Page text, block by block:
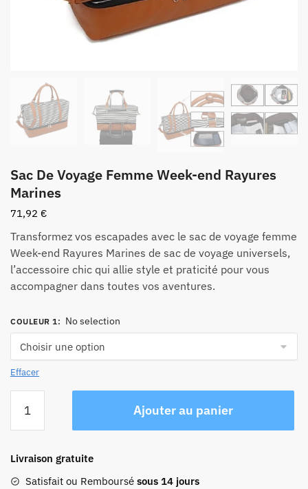
Sac De Voyage Femme Week-end Rayures
Marines
71,92 €
Transformez vos escapades avec le sac de voyage femme
Week-end Rayures Marines de sac de voyage universels,
l’accessoire chic qui allie style et praticité pour vous
accompagner dans toutes vos aventures.
COULEUR 1: No selection
Effacer
Sac
Voyage
Femme
Ajouter au panier
Livraison gratuite
Satisfait ou Remboursé sous 14 jours